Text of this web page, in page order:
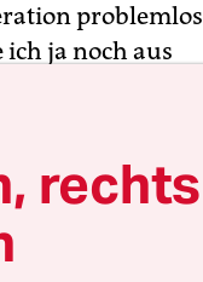
problemlos
ich ja noch aus
ihn gekonnt
das, was
rechts